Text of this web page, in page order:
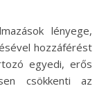
lényege,
hozzáférést
egyedi, erős
csökkenti az